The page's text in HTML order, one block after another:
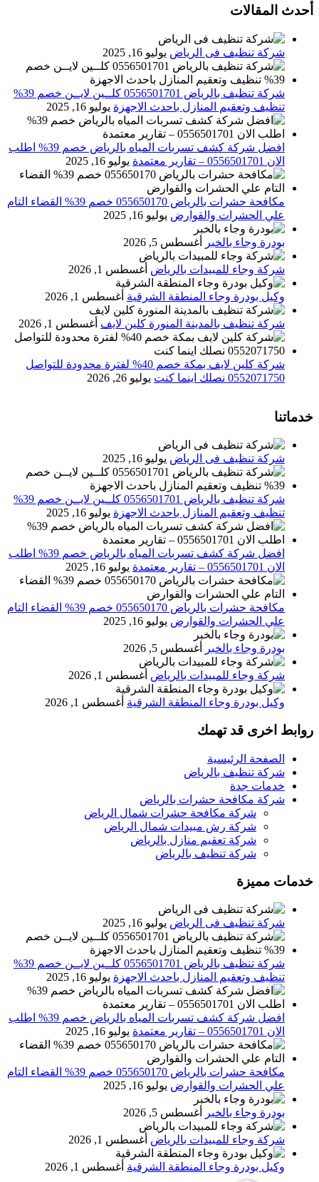
أحدث المقالات
شركة تنظيف فى الرياض يوليو 16, 2025
شركة تنظيف بالرياض 0556501701 كلــين لايــن خصم 39%
تنظيف وتعقيم المنازل باحدث الاجهزة يوليو 16, 2025
افضل شركة كشف تسربات المياه بالرياض خصم 39% اطلب
الان 0556501701‬‏ – تقارير معتمدة
يوليو 16, 2025
مكافحة حشرات بالرياض 055650170 خصم 39% القضاء التام
علي الحشرات والقوارض يوليو 16, 2025
بودرة وجاء بالخبر أغسطس 5, 2026
شركة وجاء للمبيدات بالرياض أغسطس 1, 2026
وكيل بودرة وجاء المنطقة الشرقية أغسطس 1, 2026
شركة تنظيف بالمدينة المنورة كلين لايف أغسطس 1, 2026
شركة كلين لايف بمكة خصم 40% لفترة محدودة للتواصل
0552071750 نصلك اينما كنت
يوليو 26, 2026
خدماتنا
شركة تنظيف فى الرياض يوليو 16, 2025
شركة تنظيف بالرياض 0556501701 كلــين لايــن خصم 39%
تنظيف وتعقيم المنازل باحدث الاجهزة يوليو 16, 2025
افضل شركة كشف تسربات المياه بالرياض خصم 39% اطلب
الان 0556501701‬‏ – تقارير معتمدة
يوليو 16, 2025
مكافحة حشرات بالرياض 055650170 خصم 39% القضاء التام
علي الحشرات والقوارض يوليو 16, 2025
بودرة وجاء بالخبر أغسطس 5, 2026
شركة وجاء للمبيدات بالرياض أغسطس 1, 2026
وكيل بودرة وجاء المنطقة الشرقية أغسطس 1, 2026
روابط اخرى قد تهمك
الصفحة الرئيسية
شركة تنظيف بالرياض
خدمات جدة
شركة مكافحة حشرات بالرياض
شركة مكافحة حشرات شمال الرياض
شركة رش مبيدات شمال الرياض
شركة تعقيم منازل بالرياض
شركة تنظيف بالرياض
خدمات مميزة
شركة تنظيف فى الرياض يوليو 16, 2025
شركة تنظيف بالرياض 0556501701 كلــين لايــن خصم 39%
تنظيف وتعقيم المنازل باحدث الاجهزة يوليو 16, 2025
افضل شركة كشف تسربات المياه بالرياض خصم 39% اطلب
الان 0556501701‬‏ – تقارير معتمدة
يوليو 16, 2025
مكافحة حشرات بالرياض 055650170 خصم 39% القضاء التام
علي الحشرات والقوارض يوليو 16, 2025
بودرة وجاء بالخبر أغسطس 5, 2026
شركة وجاء للمبيدات بالرياض أغسطس 1, 2026
وكيل بودرة وجاء المنطقة الشرقية أغسطس 1, 2026